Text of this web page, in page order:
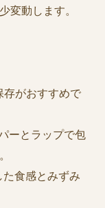
変動します。
存がおすすめで
ーとラップで包
た食感とみずみ